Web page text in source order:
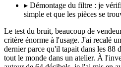
▸ Démontage du filtre : je
simple et que les pièces se
Le test du bruit, beaucoup de
critère énorme à l'usage. J'ai recalé
dernier parce qu'il tapait dans les 88
tout le monde dans un atelier. À